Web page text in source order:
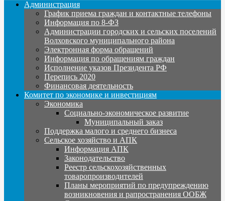
Администрация
График приема граждан и контактные телефоны
Информация по 8-ФЗ
Администрации городских и сельских поселений
Волховского муниципального района
Электронная форма обращений
Информация по обращениям граждан
Исполнение указов Президента РФ
Перепись 2020
Финансовая деятельность
Комитет по экономике и инвестициям
Экономика
Социально-экономическое развитие
Муниципальный заказ
Поддержка малого и среднего бизнеса
Сельское хозяйство и АПК
Информация АПК
Законодательство
Реестр сельскохозяйственных
товаропроизводителей
Планы мероприятий по предупреждению
возникновения и рапространения ООБЖ